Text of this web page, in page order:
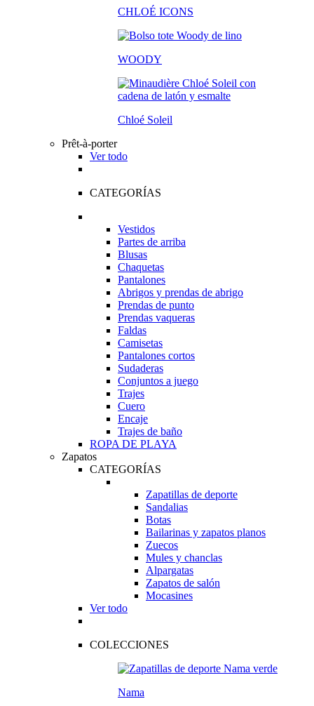
CHLOÉ ICONS
WOODY
Chloé Soleil
Prêt-à-porter
Ver todo
CATEGORÍAS
Vestidos
Partes de arriba
Blusas
Chaquetas
Pantalones
Abrigos y prendas de abrigo
Prendas de punto
Prendas vaqueras
Faldas
Camisetas
Pantalones cortos
Sudaderas
Conjuntos a juego
Trajes
Cuero
Encaje
Trajes de baño
ROPA DE PLAYA
Zapatos
CATEGORÍAS
Zapatillas de deporte
Sandalias
Botas
Bailarinas y zapatos planos
Zuecos
Mules y chanclas
Alpargatas
Zapatos de salón
Mocasines
Ver todo
COLECCIONES
Nama